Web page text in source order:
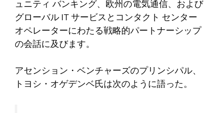
ュニティ バンキング、欧州の電気通信、および
グローバル IT サービスとコンタクト センター
オペレーターにわたる戦略的パートナーシップ
の会話に及びます。
アセンション・ベンチャーズのプリンシパル、
トヨシ・オゲデンベ氏は次のように語った。